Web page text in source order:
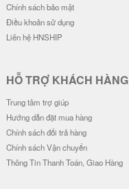
Chính sách bảo mật
Điều khoản sử dụng
Liên hệ HNSHIP
HỖ TRỢ KHÁCH HÀNG
Trung tâm trợ giúp
Hướng dẫn đặt mua hàng
Chính sách đổi trả hàng
Chính sách Vận chuyển
Thông Tin Thanh Toán, Giao Hàng